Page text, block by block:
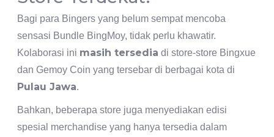
Bagi para Bingers yang belum sempat mencoba
sensasi Bundle BingMoy, tidak perlu khawatir.
Kolaborasi ini masih tersedia di store-store Bingxue
dan Gemoy Coin yang tersebar di berbagai kota di
Pulau Jawa.
Bahkan, beberapa store juga menyediakan edisi
spesial merchandise yang hanya tersedia dalam